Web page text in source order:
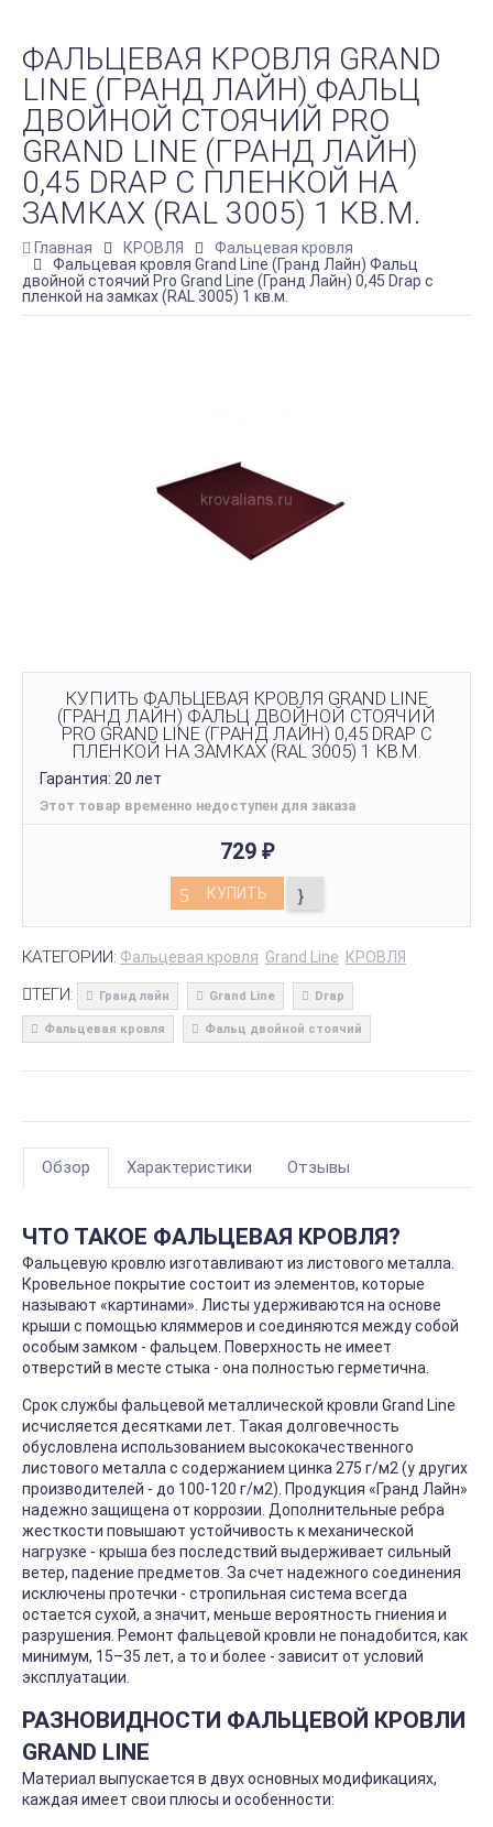
ФАЛЬЦЕВАЯ КРОВЛЯ GRAND
LINE (ГРАНД ЛАЙН) ФАЛЬЦ
ДВОЙНОЙ СТОЯЧИЙ PRO
GRAND LINE (ГРАНД ЛАЙН)
0,45 DRAP С ПЛЕНКОЙ НА
ЗАМКАХ (RAL 3005) 1 КВ.М.
Главная КРОВЛЯ
Фальцевая кровля
Фальцевая кровля Grand Line (Гранд Лайн) Фальц
двойной стоячий Pro Grand Line (Гранд Лайн) 0,45 Drap с
пленкой на замках (RAL 3005) 1 кв.м.
КУПИТЬ ФАЛЬЦЕВАЯ КРОВЛЯ GRAND LINE
(ГРАНД ЛАЙН) ФАЛЬЦ ДВОЙНОЙ СТОЯЧИЙ
PRO GRAND LINE (ГРАНД ЛАЙН) 0,45 DRAP С
ПЛЕНКОЙ НА ЗАМКАХ (RAL 3005) 1 КВ.М.
Гарантия: 20 лет
Этот товар временно недоступен для заказа
729 ₽
КУПИТЬ
КАТЕГОРИИ: Фальцевая кровля Grand Line КРОВЛЯ
ТЕГИ: Гранд лайн Grand Line Drap
Фальцевая кровля Фальц двойной стоячий
Обзор Характеристики Отзывы
ЧТО ТАКОЕ ФАЛЬЦЕВАЯ КРОВЛЯ?
Фальцевую кровлю изготавливают из листового металла.
Кровельное покрытие состоит из элементов, которые
называют «картинами». Листы удерживаются на основе
крыши с помощью кляммеров и соединяются между собой
особым замком - фальцем. Поверхность не имеет
отверстий в месте стыка - она полностью герметична.
Срок службы фальцевой металлической кровли Grand Line
исчисляется десятками лет. Такая долговечность
обусловлена использованием высококачественного
листового металла с содержанием цинка 275 г/м2 (у других
производителей - до 100-120 г/м2). Продукция «Гранд Лайн»
надежно защищена от коррозии. Дополнительные ребра
жесткости повышают устойчивость к механической
нагрузке - крыша без последствий выдерживает сильный
ветер, падение предметов. За счет надежного соединения
исключены протечки - стропильная система всегда
остается сухой, а значит, меньше вероятность гниения и
разрушения. Ремонт фальцевой кровли не понадобится, как
минимум, 15–35 лет, а то и более - зависит от условий
эксплуатации.
РАЗНОВИДНОСТИ ФАЛЬЦЕВОЙ КРОВЛИ
GRAND LINE
Материал выпускается в двух основных модификациях,
каждая имеет свои плюсы и особенности: